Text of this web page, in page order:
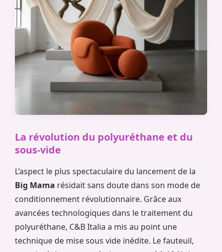
La révolution du polyuréthane et du
sous-vide
L’aspect le plus spectaculaire du lancement de la
Big Mama résidait sans doute dans son mode de
conditionnement révolutionnaire. Grâce aux
avancées technologiques dans le traitement du
polyuréthane, C&B Italia a mis au point une
technique de mise sous vide inédite. Le fauteuil,